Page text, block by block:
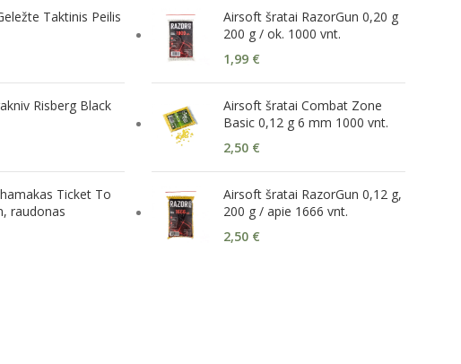
Taktinis Peilis
Risberg Black
Ticket To
raudonas
Airsoft šratai RazorGun 0,20 g
200 g / ok. 1000 vnt.
1,99 €
Airsoft šratai Combat Zone
Basic 0,12 g 6 mm 1000 vnt.
2,50 €
Airsoft šratai RazorGun 0,12 g,
200 g / apie 1666 vnt.
2,50 €